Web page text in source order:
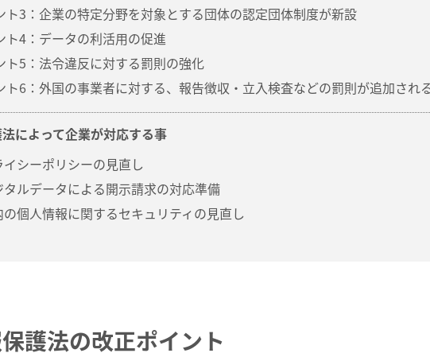
ト3：企業の特定分野を対象とする団体の認定団体制度が新設
ト4：データの利活用の促進
ト5：法令違反に対する罰則の強化
ト6：外国の事業者に対する、報告徴収・立入検査などの罰則が追加され
によって企業が対応する事
イシーポリシーの見直し
タルデータによる開示請求の対応準備
の個人情報に関するセキュリティの見直し
護法の改正ポイント